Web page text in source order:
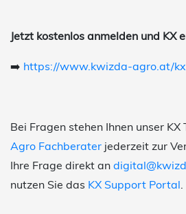
Jetzt kostenlos anmelden und KX
➡️ https://www.kwizda-agro.at/kx
Bei Fragen stehen Ihnen unser KX
Agro Fachberater jederzeit zur
Ihre Frage direkt an
nutzen Sie das KX Support Portal.